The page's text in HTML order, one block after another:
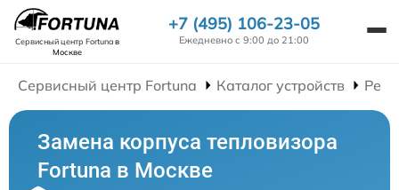
Сервисный центр Fortunaв
Москве
+7 (495) 106-23-05
Ежедневно с 9:00 до 21:00
Сервисный центр Fortuna Каталог устройств
Замена корпуса тепловизора
Fortuna в Москве